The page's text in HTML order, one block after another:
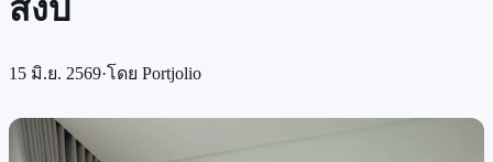
สงบ
15 มิ.ย. 2569·โดย Portjolio